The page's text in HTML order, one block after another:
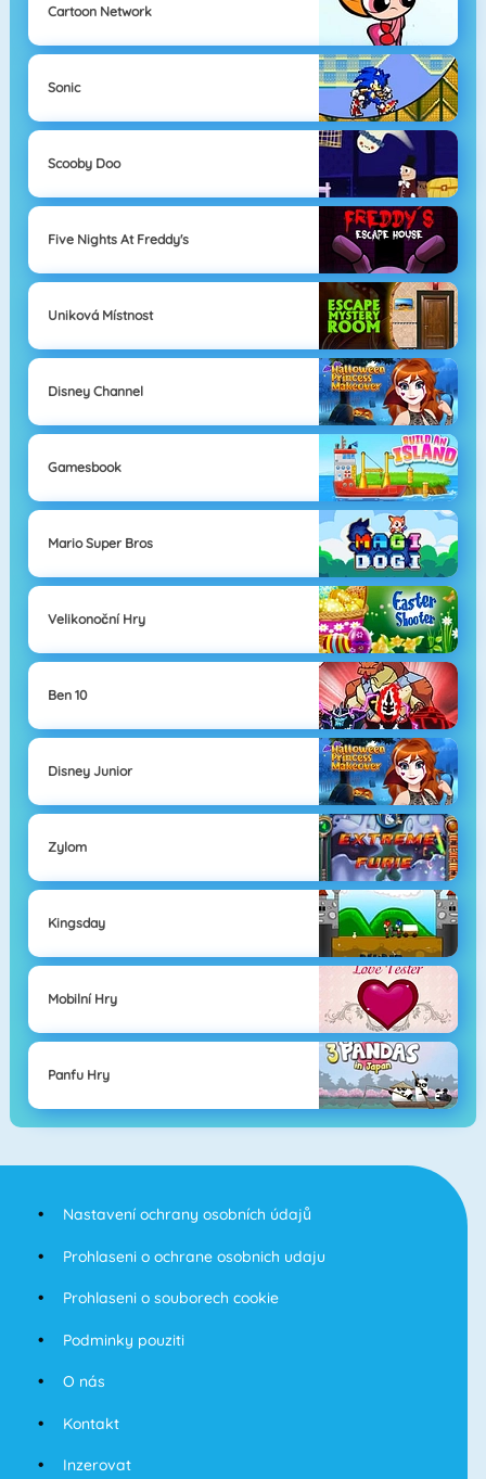
Cartoon Network
Sonic
Scooby Doo
Five Nights At Freddy's
Uniková Místnost
Disney Channel
Gamesbook
Mario Super Bros
Velikonoční Hry
Ben 10
Disney Junior
Zylom
Kingsday
Mobilní Hry
Panfu Hry
Nastavení ochrany osobních údajů
Prohlaseni o ochrane osobnich udaju
Prohlaseni o souborech cookie
Podminky pouziti
O nás
Kontakt
Inzerovat